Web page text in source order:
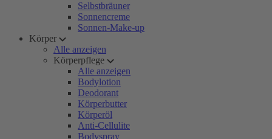
Selbstbräuner
Sonnencreme
Sonnen-Make-up
Körper
Alle anzeigen
Körperpflege
Alle anzeigen
Bodylotion
Deodorant
Körperbutter
Körperöl
Anti-Cellulite
Bodyspray